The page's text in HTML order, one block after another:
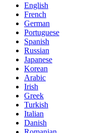
English
French
German
Portuguese
Spanish
Russian
Japanese
Korean
Arabic
Irish
Greek
Turkish
Italian
Danish